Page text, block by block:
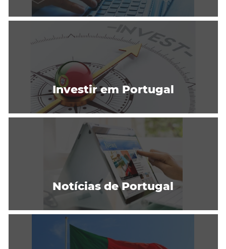
Investir em Portugal
Notícias de Portugal